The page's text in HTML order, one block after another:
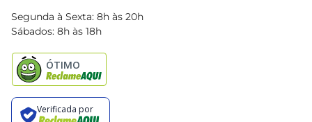
Blog Bretas
Black Friday
Segunda à Sexta: 8h às 20h
Sábados: 8h às 18h